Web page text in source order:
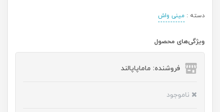
دسته : مینی واش
ویژگی‌های محصول
فروشنده: ماماپاپالند
ناموجود